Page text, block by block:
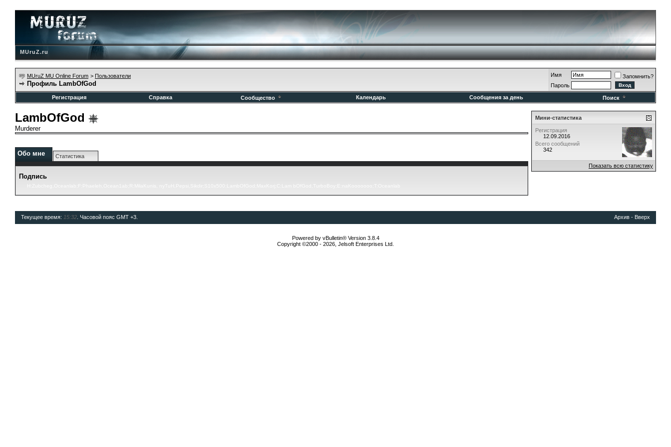
MUruZ.ru
MUruZ MU Online Forum > Пользователи
Профиль LambOfGod
Имя
Запомнить?
Пароль
Регистрация
Справка Сообщество Календарь Сообщения за день Поиск
LambOfGod
Murderer
Обо мне Статистика
Подпись
H:Zubcheg,Oceanlab;F:Phaeleh,Ocean1ab;R:MilaKunis, nyTuH,Pepsi,Sikdir;S10x500:LambOfGod;MaxKorj;C:Lam bOfGod,TurboBoy;E:naKooooooo;T:Oceanlab
Мини-статистика
Регистрация
12.09.2016
Всего сообщений
342
Показать всю статистику
Текущее время: 15:32 . Часовой пояс GMT +3. Архив - Вверх
Powered by vBulletin® Version 3.8.4
Copyright ©2000 - 2026, Jelsoft Enterprises Ltd.